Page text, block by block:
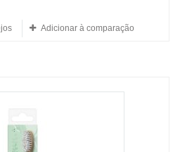
Adicionar à comparação